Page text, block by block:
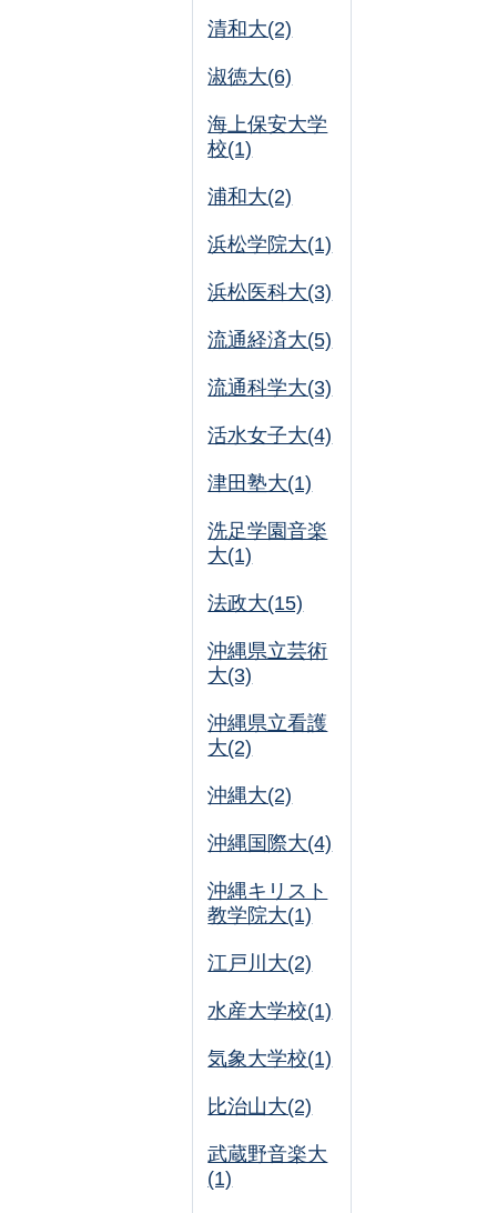
清和大(2)
淑徳大(6)
海上保安大学
校(1)
浦和大(2)
浜松学院大(1)
浜松医科大(3)
流通経済大(5)
流通科学大(3)
活水女子大(4)
津田塾大(1)
洗足学園音楽
大(1)
法政大(15)
沖縄県立芸術
大(3)
沖縄県立看護
大(2)
沖縄大(2)
沖縄国際大(4)
沖縄キリスト
教学院大(1)
江戸川大(2)
水産大学校(1)
気象大学校(1)
比治山大(2)
武蔵野音楽大
(1)